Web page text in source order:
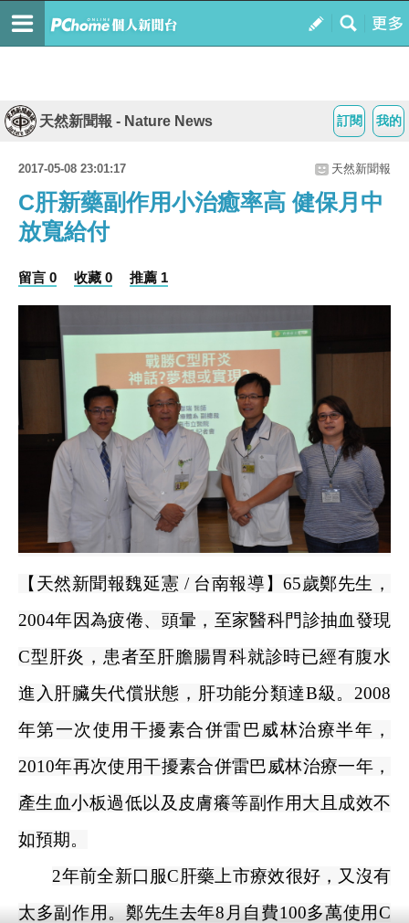
我的
訂閱
天然新聞報 - Nature News
2017-05-08 23:01:17 天然新聞報
C肝新藥副作用小治癒率高 健保月中
放寬給付
留言 0 收藏 0 推薦 1
【天然新聞報魏延憲 / 台南報導】65歲鄭先生，
2004年因為疲倦、頭暈，至家醫科門診抽血發現
C型肝炎，患者至肝膽腸胃科就診時已經有腹水
進入肝臟失代償狀態，肝功能分類達B級。 2008
年第一次使用干擾素合併雷巴威林治療半年，
2010年再次使用干擾素合併雷巴威林治療一年，
產生血小板過低以及皮膚癢等副作用大且成效不
如預期。
2年前全新口服C肝藥上市療效很好，又沒有
太多副作用。鄭先生去年8 月自費100多萬使用C